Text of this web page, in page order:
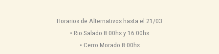
Horarios de Alternativos hasta el 21/03
•⁠ ⁠Rio Salado 8:00hs y 16:00hs
•⁠ ⁠Cerro Morado 8:00hs